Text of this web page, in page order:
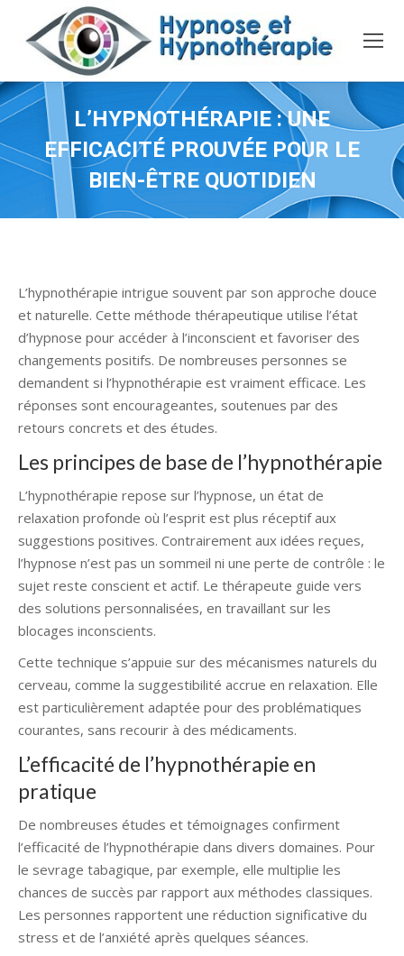
L’HYPNOTHÉRAPIE : UNE
EFFICACITÉ PROUVÉE POUR LE
BIEN-ÊTRE QUOTIDIEN
L’hypnothérapie intrigue souvent par son approche douce
et naturelle. Cette méthode thérapeutique utilise l’état
d’hypnose pour accéder à l’inconscient et favoriser des
changements positifs. De nombreuses personnes se
demandent si l’hypnothérapie est vraiment efficace. Les
réponses sont encourageantes, soutenues par des
retours concrets et des études.
Les principes de base de l’hypnothérapie
L’hypnothérapie repose sur l’hypnose, un état de
relaxation profonde où l’esprit est plus réceptif aux
suggestions positives. Contrairement aux idées reçues,
l’hypnose n’est pas un sommeil ni une perte de contrôle : le
sujet reste conscient et actif. Le thérapeute guide vers
des solutions personnalisées, en travaillant sur les
blocages inconscients.
Cette technique s’appuie sur des mécanismes naturels du
cerveau, comme la suggestibilité accrue en relaxation. Elle
est particulièrement adaptée pour des problématiques
courantes, sans recourir à des médicaments.
L’efficacité de l’hypnothérapie en
pratique
De nombreuses études et témoignages confirment
l’efficacité de l’hypnothérapie dans divers domaines. Pour
le sevrage tabagique, par exemple, elle multiplie les
chances de succès par rapport aux méthodes classiques.
Les personnes rapportent une réduction significative du
stress et de l’anxiété après quelques séances.